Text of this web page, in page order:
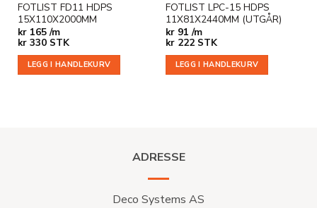
FOTLIST FD11 HDPS
15X110X2000MM
kr165 /m
kr330 STK
LEGG I HANDLEKURV
FOTLIST LPC-15 HDPS
11X81X2440MM (UTGÅR)
kr91 /m
kr222 STK
LEGG I HANDLEKURV
ADRESSE
Deco Systems AS